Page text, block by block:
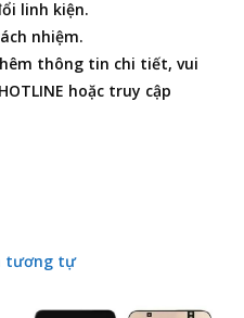
linh kiện.
nhiệm.
thông tin chi tiết, vui
hoặc truy cập
tương tự